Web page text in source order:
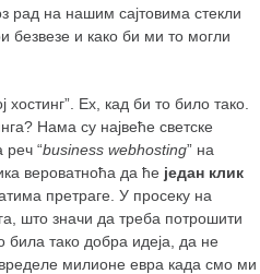
рад на нашим сајтовима стекли
безвезе и како би ми то могли
Ех, кад би то било тако.
Нама су највеће светске
реч “business webhosting” на
вероватноћа да ће један клик
претраге. У просеку на
што значи да треба потрошити
била тако добра идеја, да не
милионе евра када смо ми